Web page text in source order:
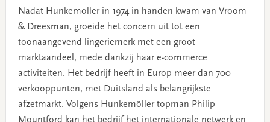
Nadat Hunkemöller in 1974 in handen kwam van Vroom
& Dreesman, groeide het concern uit tot een
toonaangevend lingeriemerk met een groot
marktaandeel, mede dankzij haar e-commerce
activiteiten. Het bedrijf heeft in Europ meer dan 700
verkooppunten, met Duitsland als belangrijkste
afzetmarkt. Volgens Hunkemöller topman Philip